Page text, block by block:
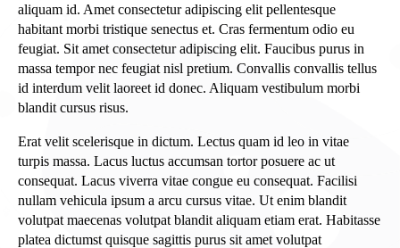
aliquam id. Amet consectetur adipiscing elit pellentesque
habitant morbi tristique senectus et. Cras fermentum odio eu
feugiat. Sit amet consectetur adipiscing elit. Faucibus purus in
massa tempor nec feugiat nisl pretium. Convallis convallis tellus
id interdum velit laoreet id donec. Aliquam vestibulum morbi
blandit cursus risus.
Erat velit scelerisque in dictum. Lectus quam id leo in vitae
turpis massa. Lacus luctus accumsan tortor posuere ac ut
consequat. Lacus viverra vitae congue eu consequat. Facilisi
nullam vehicula ipsum a arcu cursus vitae. Ut enim blandit
volutpat maecenas volutpat blandit aliquam etiam erat. Habitasse
platea dictumst quisque sagittis purus sit amet volutpat